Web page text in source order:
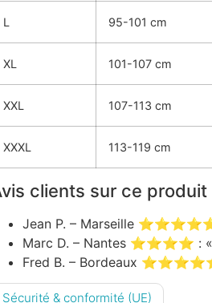
L 95-101 cm
XL 101-107 cm
XXL 107-113 cm
XXXL 113-119 cm
clients sur ce produit
Jean P. – Marseille
Marc D. – Nantes ⭐⭐⭐⭐ :
Fred B. – Bordeaux
Sécurité & conformité (UE)